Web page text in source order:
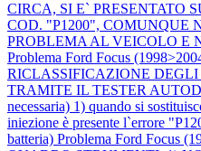
CIRCA, SI E` PRESENTATO
COD. "P1200", COMUNQUE
PROBLEMA AL VEICOLO E
Problema Ford Focus
RICLASSIFICAZIONE
TRAMITE IL TESTER
necessaria) 1) quando si
iniezione è presente l`errore
batteria) Problema Ford Focus